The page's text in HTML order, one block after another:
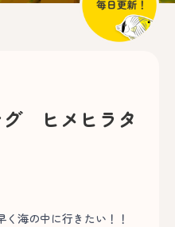
ヒメヒラタ
海の中に行きたい！！